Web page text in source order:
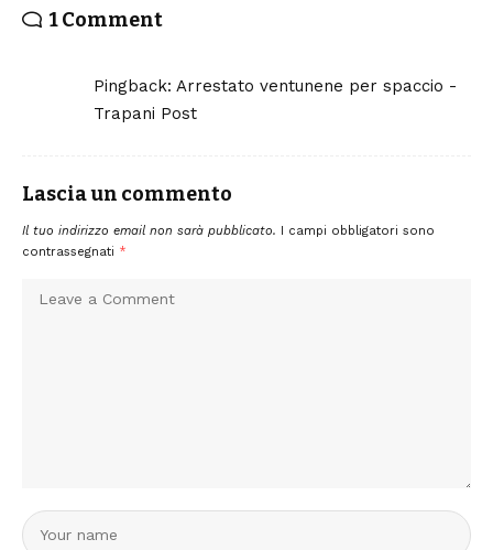
1 Comment
Pingback: Arrestato ventunene per spaccio -
Trapani Post
Lascia un commento
Il tuo indirizzo email non sarà pubblicato. I campi obbligatori sono
contrassegnati *